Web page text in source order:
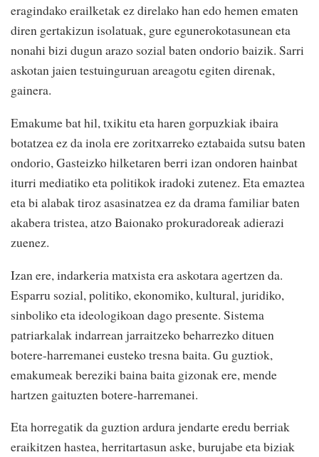
eragindako erailketak ez direlako han edo hemen ematen
diren gertakizun isolatuak, gure egunerokotasunean eta
nonahi bizi dugun arazo sozial baten ondorio baizik. Sarri
askotan jaien testuinguruan areagotu egiten direnak,
gainera.
Emakume bat hil, txikitu eta haren gorpuzkiak ibaira
botatzea ez da inola ere zoritxarreko eztabaida sutsu baten
ondorio, Gasteizko hilketaren berri izan ondoren hainbat
iturri mediatiko eta politikok iradoki zutenez. Eta emaztea
eta bi alabak tiroz asasinatzea ez da drama familiar baten
akabera tristea, atzo Baionako prokuradoreak adierazi
zuenez.
Izan ere, indarkeria matxista era askotara agertzen da.
Esparru sozial, politiko, ekonomiko, kultural, juridiko,
sinboliko eta ideologikoan dago presente. Sistema
patriarkalak indarrean jarraitzeko beharrezko dituen
botere-harremanei eusteko tresna baita. Gu guztiok,
emakumeak bereziki baina baita gizonak ere, mende
hartzen gaituzten botere-harremanei.
Eta horregatik da guztion ardura jendarte eredu berriak
eraikitzen hastea, herritartasun aske, burujabe eta biziak